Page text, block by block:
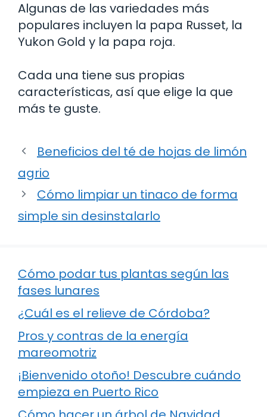
Algunas de las variedades más
populares incluyen la papa Russet, la
Yukon Gold y la papa roja.
Cada una tiene sus propias
características, así que elige la que
más te guste.
Beneficios del té de hojas de limón
agrio
Cómo limpiar un tinaco de forma
simple sin desinstalarlo
Cómo podar tus plantas según las
fases lunares
¿Cuál es el relieve de Córdoba?
Pros y contras de la energía
mareomotriz
¡Bienvenido otoño! Descubre cuándo
empieza en Puerto Rico